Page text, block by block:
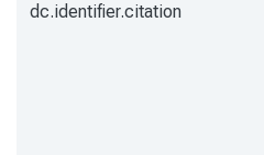
dc.identifier.citation